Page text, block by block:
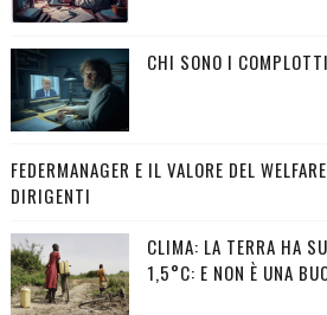
CHI SONO I
FEDERMANAGER E IL VALORE DEL
DIRIGENTI
CLIMA: LA TERRA HA
1,5°C: E NON È UNA